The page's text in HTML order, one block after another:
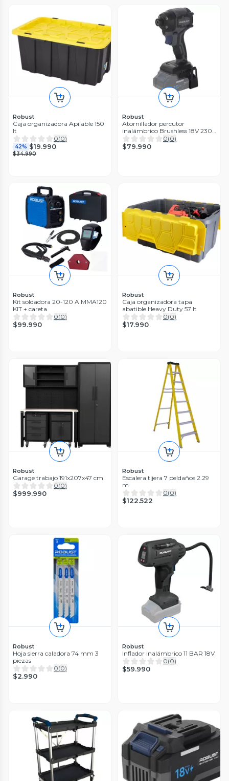
Robust
Caja organizadora Apilable 150
lt
0(0)
42% $19.990
$34.990
Robust
Atornillador percutor
inalámbrico Brushless 18V 230
Nm.
0(0)
$79.990
Robust
Kit soldadora 20-120 A MMA120
KIT + careta
0(0)
$99.990
Robust
Caja organizadora tapa
abatible Heavy Duty 57 lt
0(0)
$17.990
Robust
Garage trabajo 191x207x47 cm
0(0)
$999.990
Robust
Escalera tijera 7 peldaños 2.29
m
0(0)
$122.522
Robust
Hoja sierra caladora 74 mm 3
piezas
0(0)
$2.990
Robust
Inflador inalámbrico 11 BAR 18V
0(0)
$59.990